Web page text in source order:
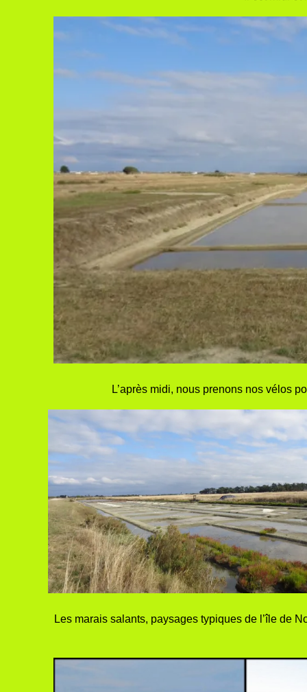
L’après midi, nous prenons nos vélos
Les marais salants, paysages typiques de l’île de